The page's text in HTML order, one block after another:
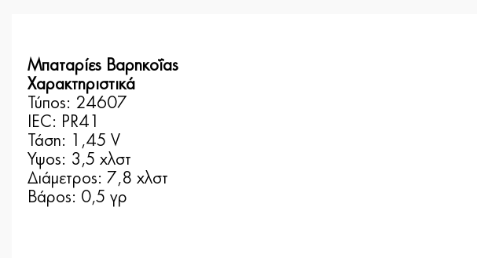
Μπαταρίες Βαρηκοΐας
Χαρακτηριστικά
Τύπος: 24607
IEC: PR41
Τάση: 1,45 V
Υψος: 3,5 χλστ
Διάμετρος: 7,8 χλστ
Βάρος: 0,5 γρ